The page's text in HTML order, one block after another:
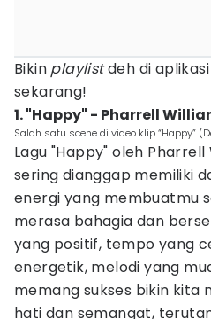
Bikin playlistdeh di
sekarang!
1. "Happy" - Pharrell
Salah satu scene di video klip “Happy”
Lagu "Happy" oleh
sering dianggap memiliki
energi yang membuatmu
merasa bahagia dan
yang positif, tempo yang
energetik, melodi yang
memang sukses bikin kita
hati dan semangat,